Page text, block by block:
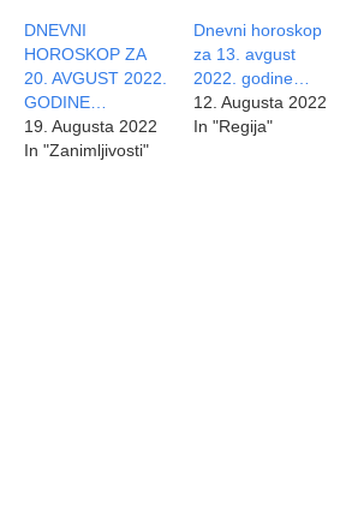
DNEVNI
HOROSKOP ZA
20. AVGUST 2022.
GODINE…
19. Augusta 2022
In "Zanimljivosti"
Dnevni horoskop
za 13. avgust
2022. godine…
12. Augusta 2022
In "Regija"